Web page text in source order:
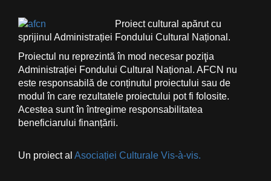
Proiect cultural apărut cu
sprijinul Administrației Fondului Cultural Național.
Proiectul nu reprezintă în mod necesar poziţia
Administrației Fondului Cultural Național. AFCN nu
este responsabilă de conținutul proiectului sau de
modul în care rezultatele proiectului pot fi folosite.
Acestea sunt în întregime responsabilitatea
beneficiarului finanțării.
Un proiect al Asociației Culturale Vis-à-vis.